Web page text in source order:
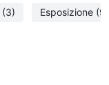
(3) Esposizione (9)